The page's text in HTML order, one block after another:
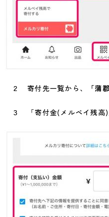
２ 寄付先一覧から、 「蒲
３ 「寄付金(メルペイ残高)